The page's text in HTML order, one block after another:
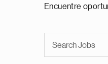
Encuentre